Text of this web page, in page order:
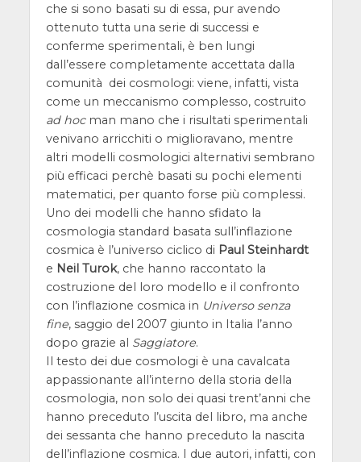
che si sono basati su di essa, pur avendo
ottenuto tutta una serie di successi e
conferme sperimentali, è ben lungi
dall’essere completamente accettata dalla
comunità dei cosmologi: viene, infatti, vista
come un meccanismo complesso, costruito
ad hocman mano che i risultati sperimentali
venivano arricchiti o miglioravano, mentre
altri modelli cosmologici alternativi sembrano
più efficaci perchè basati su pochi elementi
matematici, per quanto forse più complessi.
Uno dei modelli che hanno sfidato la
cosmologia standard basata sull’inflazione
cosmica è l’universo ciclico di Paul Steinhardt
e Neil Turok, che hanno raccontato la
costruzione del loro modello e il confronto
con l’inflazione cosmica in Universo senza
fine, saggio del 2007 giunto in Italia l’anno
dopo grazie al Saggiatore.
Il testo dei due cosmologi è una cavalcata
appassionante all’interno della storia della
cosmologia, non solo dei quasi trent’anni che
hanno preceduto l’uscita del libro, ma anche
dei sessanta che hanno preceduto la nascita
dell’inflazione cosmica. I due autori, infatti, con